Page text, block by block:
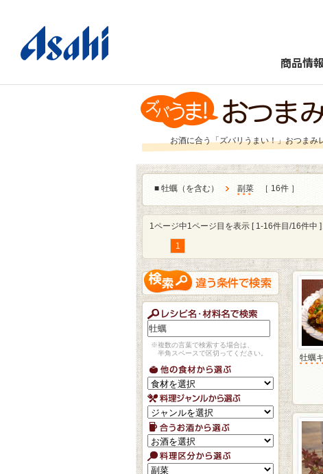
商品情
お酒に合う「ズバリうまい！」おつまみ
■ 牡蠣（を含む） 副菜 ［ 16件 ］
1ページ中1ページ目を表示 [ 1-16件目/16件中 ]
1
※複数の言葉で検索する場合は、
半角スペースで区切ってください。
牡蠣